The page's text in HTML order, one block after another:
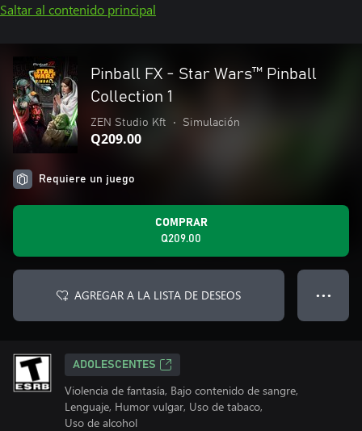
Saltar al contenido principal
Pinball FX - Star Wars™️ Pinball
Collection 1
ZEN Studio Kft • Simulación
Q209.00
Requiere un juego
COMPRAR
Q209.00
AGREGAR A LA LISTA DE DESEOS ● ● ●
ADOLESCENTES
Violencia de fantasía, Bajo contenido de sangre,
Lenguaje, Humor vulgar, Uso de tabaco,
Uso de alcohol